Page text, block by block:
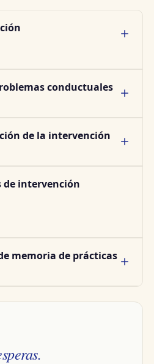
conductuales
de la intervención
de intervención
memoria de prácticas